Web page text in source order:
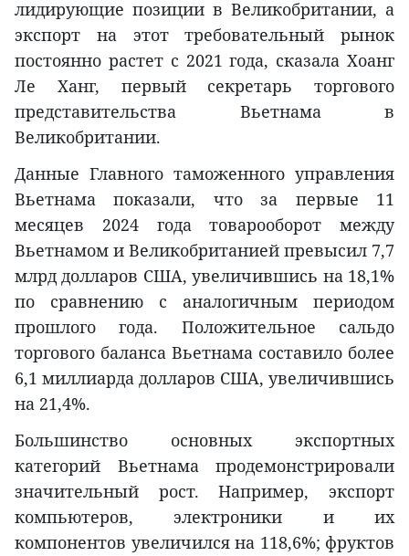
лидирующие позиции в Великобритании, а
экспорт на этот требовательный рынок
постоянно растет с 2021 года, сказала Хоанг
Ле Ханг, первый секретарь торгового
представительства Вьетнама в
Великобритании.
Данные Главного таможенного управления
Вьетнама показали, что за первые 11
месяцев 2024 года товарооборот между
Вьетнамом и Великобританией превысил 7,7
млрд долларов США, увеличившись на 18,1%
по сравнению с аналогичным периодом
прошлого года. Положительное сальдо
торгового баланса Вьетнама составило более
6,1 миллиарда долларов США, увеличившись
на 21,4%.
Большинство основных экспортных
категорий Вьетнама продемонстрировали
значительный рост. Например, экспорт
компьютеров, электроники и их
компонентов увеличился на 118,6%; фруктов